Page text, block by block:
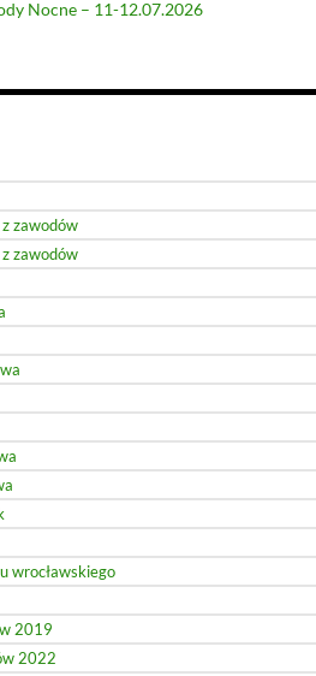
Nocne – 11-12.07.2026
zawodów
zawodów
wrocławskiego
2019
2022